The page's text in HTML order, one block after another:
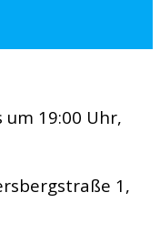
um 19:00 Uhr,
1,